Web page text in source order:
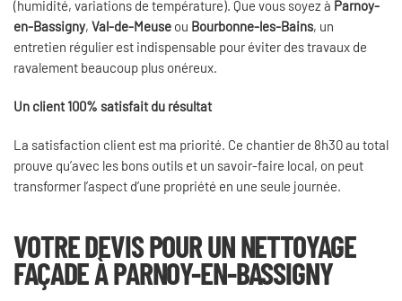
(humidité, variations de température). Que vous soyez à Parnoy-
en-Bassigny, Val-de-Meuse ou Bourbonne-les-Bains, un
entretien régulier est indispensable pour éviter des travaux de
ravalement beaucoup plus onéreux.
Un client 100% satisfait du résultat
La satisfaction client est ma priorité. Ce chantier de 8h30 au total
prouve qu’avec les bons outils et un savoir-faire local, on peut
transformer l’aspect d’une propriété en une seule journée.
VOTRE DEVIS POUR UN NETTOYAGE
FAÇADE À PARNOY-EN-BASSIGNY